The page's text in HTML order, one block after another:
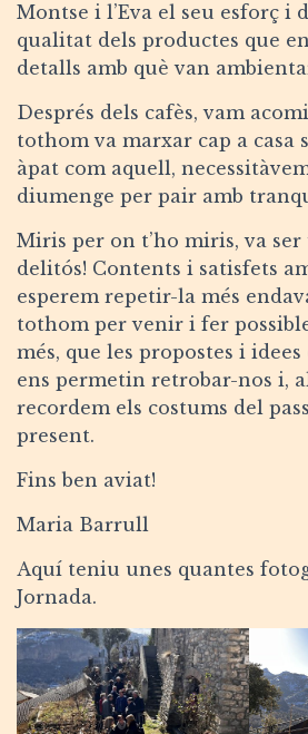
Montse i l’Eva el seu esforç i
qualitat dels productes que
detalls amb què van
Després dels cafès, vam
tothom va marxar cap a casa
àpat com aquell,
diumenge per pair amb
Miris per on t’ho miris, va ser
delitós! Contents i satisfets
esperem repetir-la més
tothom per venir i fer
més, que les propostes i
ens permetin retrobar-nos i,
recordem els costums del
present.
Fins ben aviat!
Maria Barrull
Aquí teniu unes quantes
Jornada.